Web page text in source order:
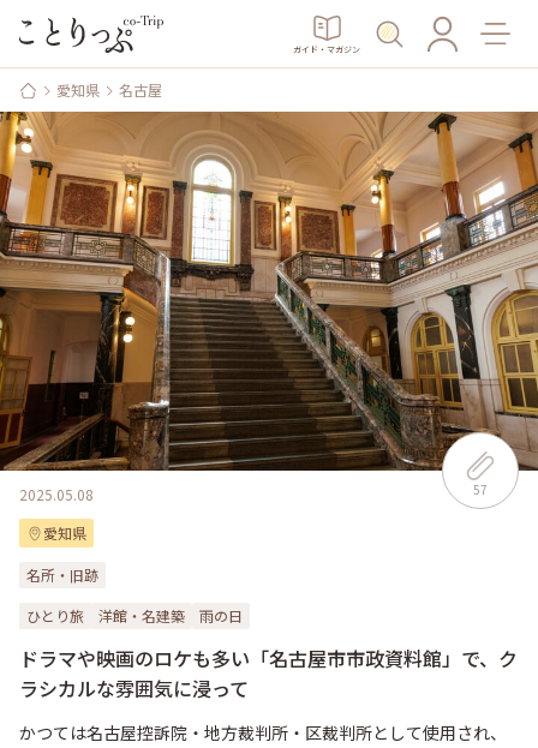
ガイド・マガジン
愛知県 名古屋
57
2025.05.08
愛知県
名所・旧跡
ひとり旅
洋館・名建築 雨の日
ドラマや映画のロケも多い「名古屋市市政資料館」で、ク
ラシカルな雰囲気に浸って
かつては名古屋控訴院・地方裁判所・区裁判所として使用され、